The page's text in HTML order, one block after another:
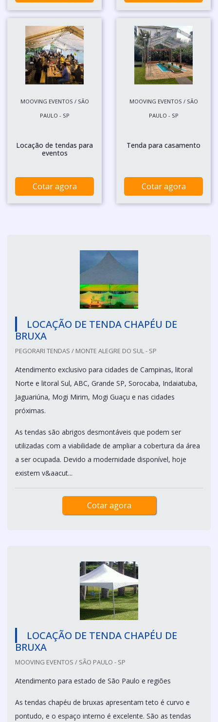
MOOVING EVENTOS / SÃO
PAULO - SP
Locação de tendas para
eventos
Cotar agora
MOOVING EVENTOS / SÃO
PAULO - SP
Tenda para casamento
Cotar agora
LOCAÇÃO DE TENDA CHAPÉU DE
BRUXA
PEGORARI TENDAS / MONTE ALEGRE DO SUL - SP
Atendimento exclusivo para cidades de Campinas, litoral
Norte e litoral Sul, ABC, Grande SP, Sorocaba, Indaiatuba,
Jaguariúna, Mogi Mirim, Mogi Guaçu e nas cidades
próximas.
As tendas são abrigos desmontáveis que podem ser
utilizadas com a viabilidade de ampliar a cobertura da área
a ser ocupada. Devido a modernidade disponível, hoje
existem v&aacut...
Cotar agora
LOCAÇÃO DE TENDA CHAPÉU DE
BRUXA
MOOVING EVENTOS / SÃO PAULO - SP
Atendimento para estado de São Paulo e regiões
As tendas chapéu de bruxas apresentam teto é curvo e
pontudo, e o espaço interno é excelente. São as tendas